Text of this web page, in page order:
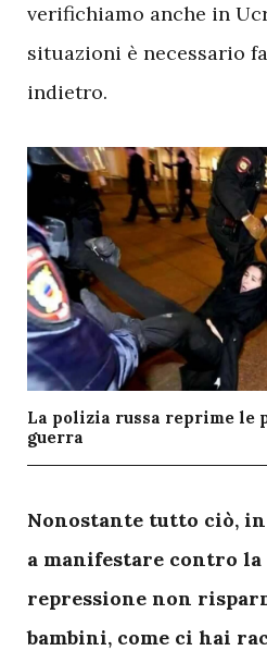
verifichiamo anche in
situazioni è necessario
indietro.
La polizia russa reprime le
guerra
Nonostante tutto ciò,
a manifestare contro la
repressione non
bambini, come ci hai